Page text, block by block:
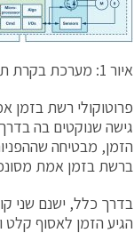
איור 1: מערכת בקרת תנועה של רשת בעלת 2 צירים טיפוסית.
גישה שנוקטים בה
הזמן, מבטיחה
ברשת בזמן אמת